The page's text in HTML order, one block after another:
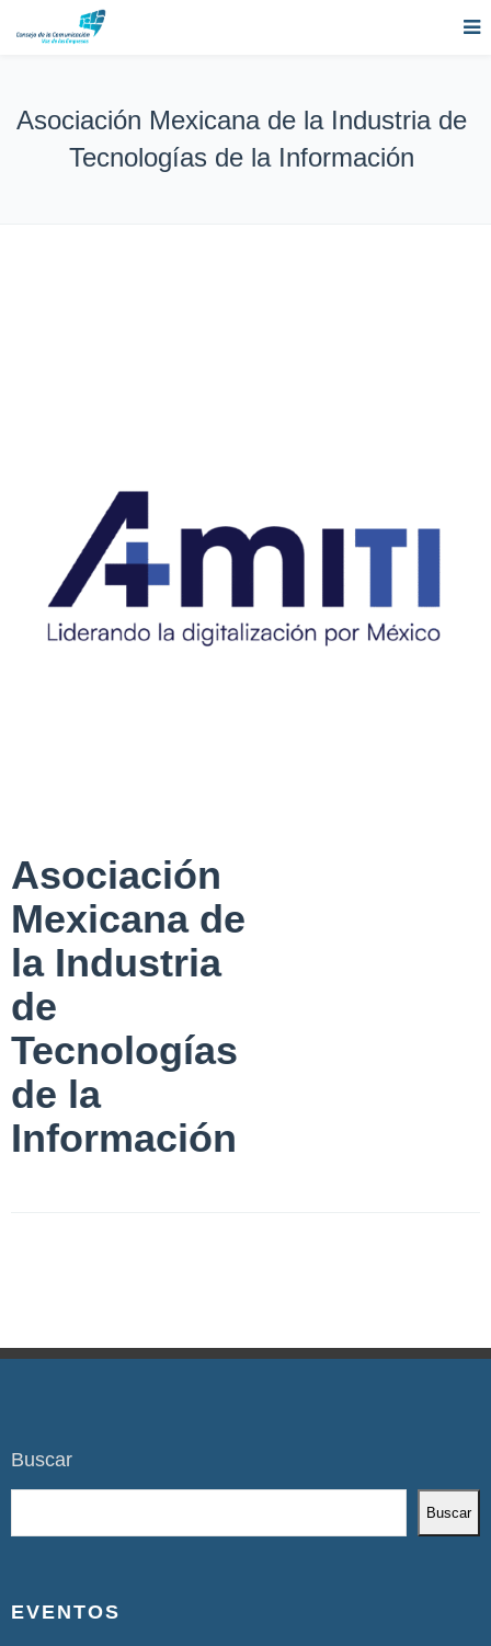
Asociación Mexicana de la Industria de
Tecnologías de la Información
Asociación
Mexicana de
la Industria
de
Tecnologías
de la
Información
Buscar
Buscar
EVENTOS